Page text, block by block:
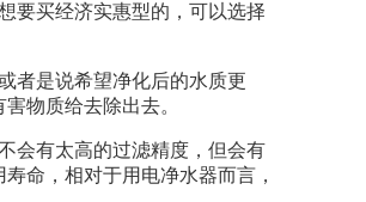
要买经济实惠型的，可以选择
者是说希望净化后的水质更
物质给去除出去。
会有太高的过滤精度，但会有
命，相对于用电净水器而言，